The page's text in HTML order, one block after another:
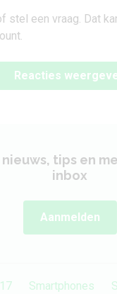
stel een vraag. Dat
Reacties
tips en
inbox
Aanmelden
Smartphones